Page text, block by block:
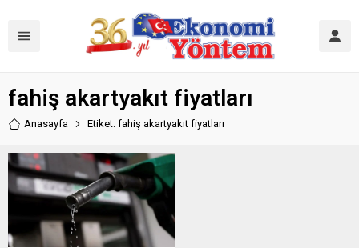
fahiş akartyakıt fiyatları
Anasayfa Etiket: fahiş akartyakıt fiyatları